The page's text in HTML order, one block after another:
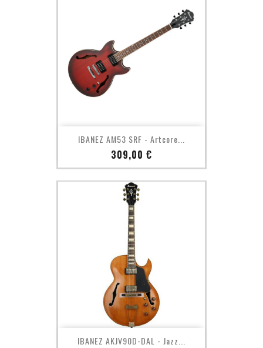
IBANEZ AM53 SRF - Artcore...
Prix
309,00 €
IBANEZ AKJV90D-DAL - Jazz...